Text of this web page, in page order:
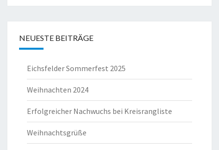
NEUESTE BEITRÄGE
Eichsfelder Sommerfest 2025
Weihnachten 2024
Erfolgreicher Nachwuchs bei Kreisrangliste
Weihnachtsgrüße